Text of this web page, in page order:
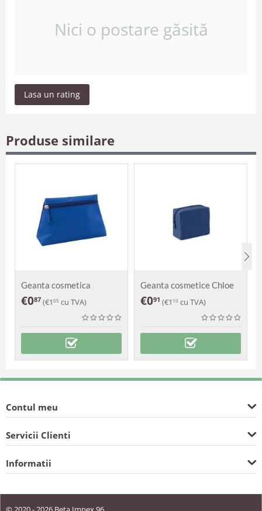
Nici o postare găsită
Lasa un rating
Produse similare
Geanta cosmetica
Zomoco
€087 (€1 05 cu TVA)
Geanta cosmetice Chloe
€091 (€1 10 cu TVA)
Contul meu
Servicii Clienti
Informatii